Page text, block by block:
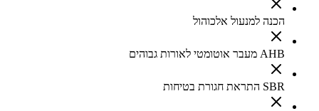
הכנה למנעול אלכוהול
AHB מעבר אוטומטי לאורות גבוהים
SBR התראת חגורת בטיחות